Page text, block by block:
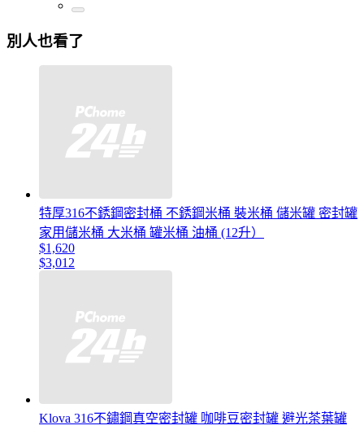
別人也看了
特厚316不銹鋼密封桶 不銹鋼米桶 裝米桶 儲米罐 密封罐
家用儲米桶 大米桶 罐米桶 油桶 (12升）
$1,620
$3,012
Klova 316不鏽鋼真空密封罐 咖啡豆密封罐 避光茶葉罐